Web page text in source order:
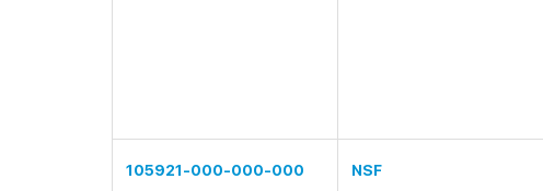
105921-000-000-000 NSF